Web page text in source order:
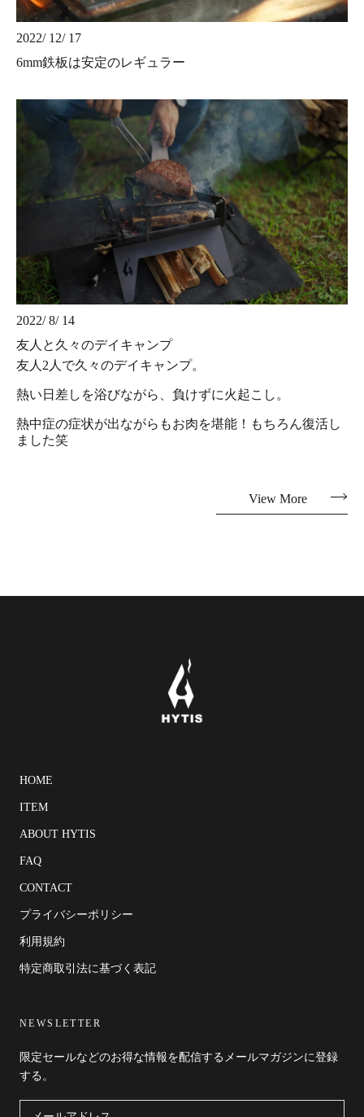
2022/ 12/ 17
6mm鉄板は安定のレギュラー
2022/ 8/ 14
友人と久々のデイキャンプ
友人2人で久々のデイキャンプ。
熱い日差しを浴びながら、負けずに火起こし。
熱中症の症状が出ながらもお肉を堪能！もちろん復活し
ました笑
View More
HOME
ITEM
ABOUT HYTIS
FAQ
CONTACT
プライバシーポリシー
利用規約
特定商取引法に基づく表記
NEWSLETTER
限定セールなどのお得な情報を配信するメールマガジンに登録
する。